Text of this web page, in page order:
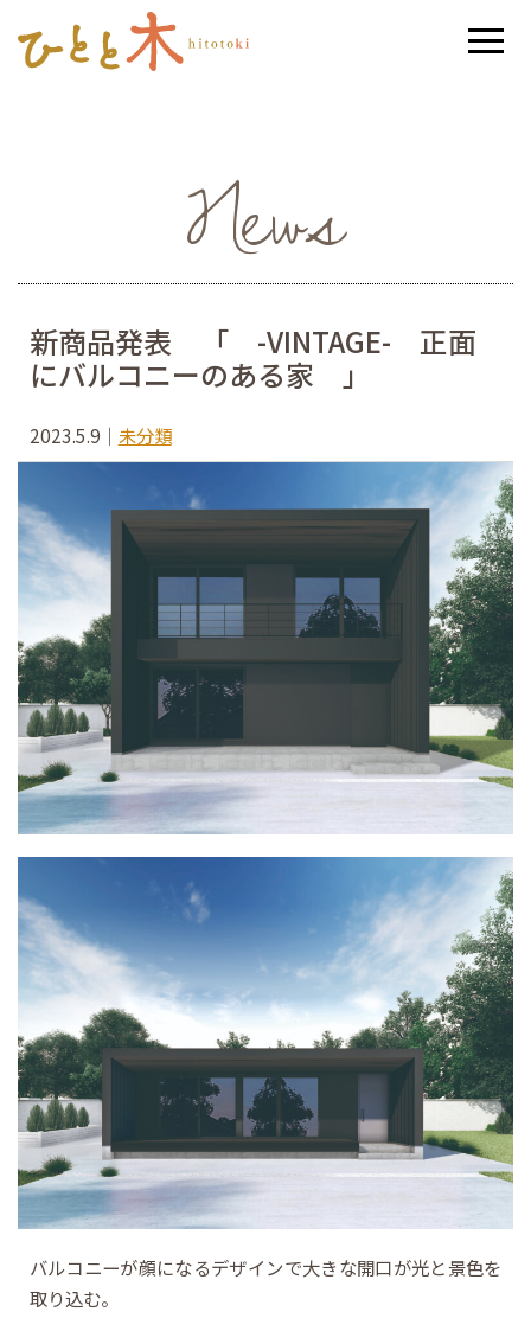
News
新商品発表 「 -VINTAGE- 正面
にバルコニーのある家 」
2023.5.9 ｜ 未分類
バルコニーが顔になるデザインで大きな開口が光と景色を
取り込む。